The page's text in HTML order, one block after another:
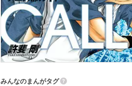
みんなのまんがタグ